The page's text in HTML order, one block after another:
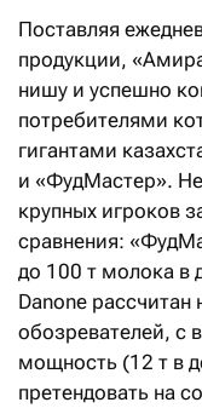
Используемые
прямо на
Казахской
желудочно-
обмен
препятствуют
сегодня
Казахстана.
хватает
до 18-летнего
производятся
молока и
Поставляя
продукции,
нишу и успешно
потребителями
гигантами
и «ФудМастер».
крупных игроков
сравнения:
до 100 т молока в
Danone
обозревателей, с
мощность (12 т в
претендовать на